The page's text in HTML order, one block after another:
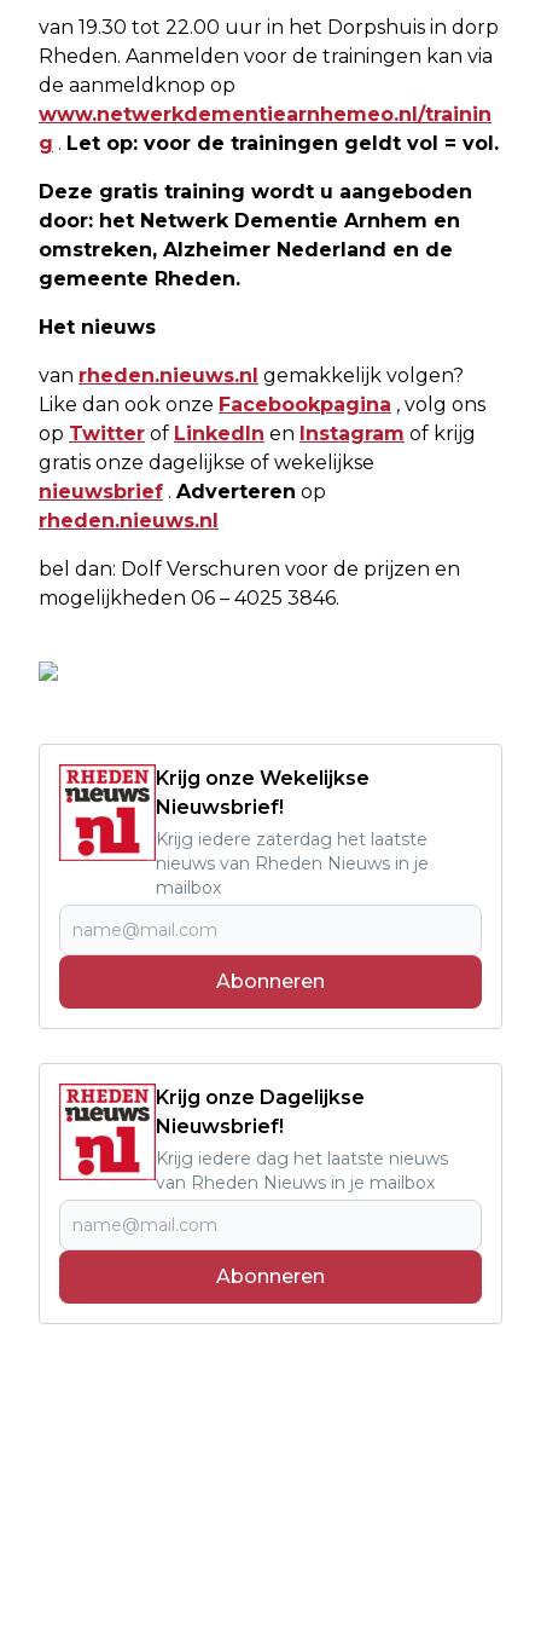
van 19.30 tot 22.00 uur in het Dorpshuis in dorp
Rheden. Aanmelden voor de trainingen kan via
de aanmeldknop op
www.netwerkdementiearnhemeo.nl/trainin
g . Let op: voor de trainingen geldt vol = vol.
Deze gratis training wordt u aangeboden
door: het Netwerk Dementie Arnhem en
omstreken, Alzheimer Nederland en de
gemeente Rheden.
Het nieuws
van rheden.nieuws.nl gemakkelijk volgen?
Like dan ook onze Facebookpagina , volg ons
op Twitter of LinkedIn en Instagram of krijg
gratis onze dagelijkse of wekelijkse
nieuwsbrief . Adverteren op
rheden.nieuws.nl
bel dan: Dolf Verschuren voor de prijzen en
mogelijkheden 06 – 4025 3846.
Krijg onze Wekelijkse
Nieuwsbrief!
Krijg iedere zaterdag het laatste
nieuws van Rheden Nieuws in je
mailbox
Abonneren
Krijg onze Dagelijkse
Nieuwsbrief!
Krijg iedere dag het laatste nieuws
van Rheden Nieuws in je mailbox
Abonneren